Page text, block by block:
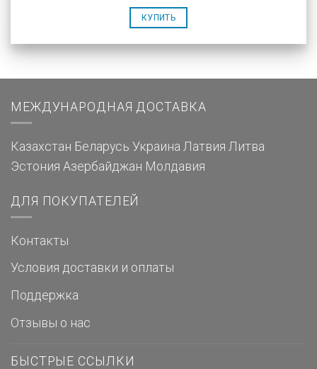
КУПИТЬ
МЕЖДУНАРОДНАЯ ДОСТАВКА
Казахстан Беларусь Украина Латвия Литва
Эстония Азербайджан Молдавия
ДЛЯ ПОКУПАТЕЛЕЙ
Контакты
Условия доставки и оплаты
Поддержка
Отзывы о нас
БЫСТРЫЕ ССЫЛКИ